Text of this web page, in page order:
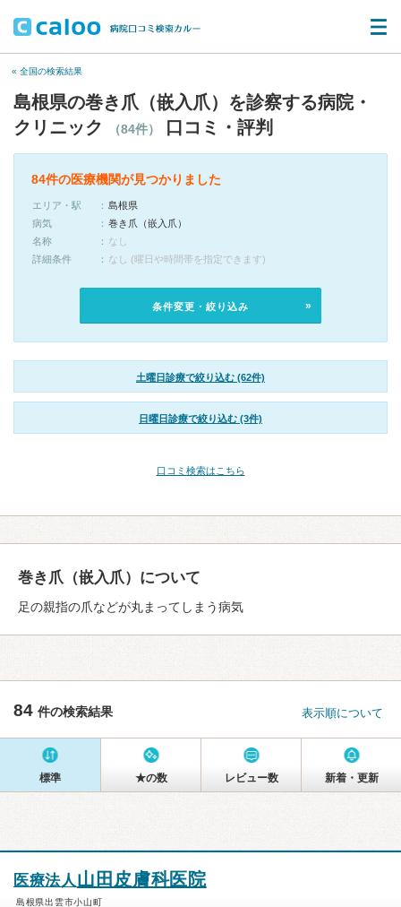
« 全国の検索結果
島根県の巻き爪（嵌入爪）を診察する病院・
クリニック
（84件） 口コミ・評判
84件の医療機関が見つかりました
エリア・駅
島根県
病気
巻き爪（嵌入爪）
名称
なし
詳細条件
なし (曜日や時間帯を指定できます)
条件変更・絞り込み
土曜日診療で絞り込む (62件)
日曜日診療で絞り込む (3件)
口コミ検索はこちら
巻き爪（嵌入爪）について
足の親指の爪などが丸まってしまう病気
84 件の検索結果 表示順について
標準 ★の数 レビュー数 新着・更新
医療法人山田皮膚科医院
島根県出雲市小山町